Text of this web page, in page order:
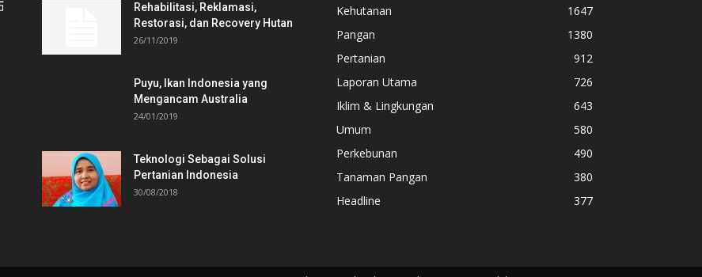
Rehabilitasi, Reklamasi,
Restorasi, dan Recovery Hutan
26/11/2019
Puyu, Ikan Indonesia yang
Mengancam Australia
24/01/2019
Teknologi Sebagai Solusi
Pertanian Indonesia
30/08/2018
Kehutanan
1647
Pangan
1380
Pertanian
912
Laporan Utama
726
Iklim & Lingkungan
643
Umum
580
Perkebunan
490
Tanaman Pangan
380
Headline
377